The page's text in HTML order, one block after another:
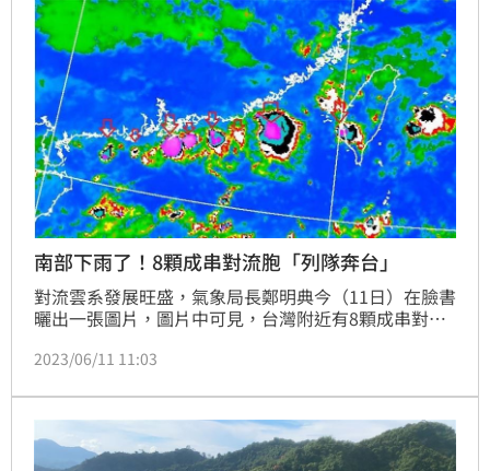
南部下雨了！8顆成串對流胞「列隊奔台」
對流雲系發展旺盛，氣象局長鄭明典今（11日）在臉書
曬出一張圖片，圖片中可見，台灣附近有8顆成串對流
定的天氣型態，尤其南部降雨會較多。但也有網友樂觀
2023/06/11 11:03